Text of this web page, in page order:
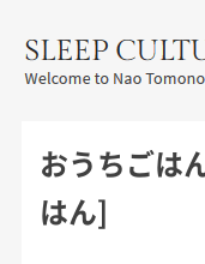
CULTURE
おうちごは
はん]